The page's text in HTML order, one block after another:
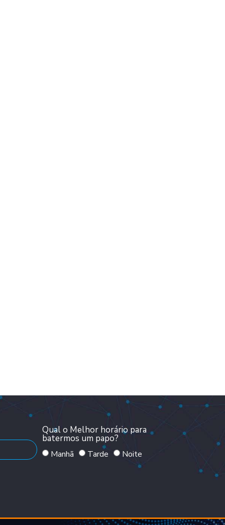
Qual o Melhor horário para
batermos um papo?
Manhã Tarde Noite